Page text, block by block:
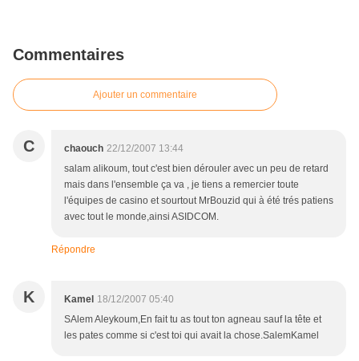
Commentaires
Ajouter un commentaire
C chaouch 22/12/2007 13:44
salam alikoum, tout c'est bien dérouler avec un peu de retard
mais dans l'ensemble ça va , je tiens a remercier toute
l'équipes de casino et sourtout MrBouzid qui à été trés patiens
avec tout le monde,ainsi ASIDCOM.
Répondre
K Kamel 18/12/2007 05:40
SAlem Aleykoum,En fait tu as tout ton agneau sauf la tête et
les pates comme si c'est toi qui avait la chose.SalemKamel